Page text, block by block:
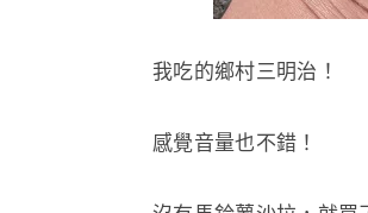
我吃的鄉村三明治！
感覺音量也不錯！